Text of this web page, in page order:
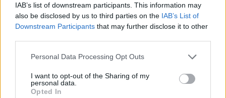
IAB’s list of downstream participants. This information may
also be disclosed by us to third parties on the IAB’s List of
Downstream Participants that may further disclose it to other
Personal Data Processing Opt Outs
I want to opt-out of the Sharing of my
personal data.
Opted In
2026. augusztus 05., szerda
Elfogadták a feddhetetlenségi
törvényt, de az alkotmánybíróság
még felülvizsgálhatja